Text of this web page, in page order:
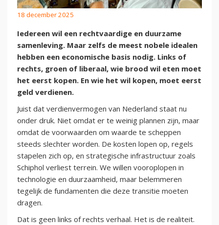
18 december 2025
Iedereen wil een rechtvaardige en duurzame
samenleving. Maar zelfs de meest nobele idealen
hebben een economische basis nodig. Links of
rechts, groen of liberaal, wie brood wil eten moet
het eerst kopen. En wie het wil kopen, moet eerst
geld verdienen.
Juist dat verdienvermogen van Nederland staat nu
onder druk. Niet omdat er te weinig plannen zijn, maar
omdat de voorwaarden om waarde te scheppen
steeds slechter worden. De kosten lopen op, regels
stapelen zich op, en strategische infrastructuur zoals
Schiphol verliest terrein. We willen vooroplopen in
technologie en duurzaamheid, maar belemmeren
tegelijk de fundamenten die deze transitie moeten
dragen.
Dat is geen links of rechts verhaal. Het is de realiteit.